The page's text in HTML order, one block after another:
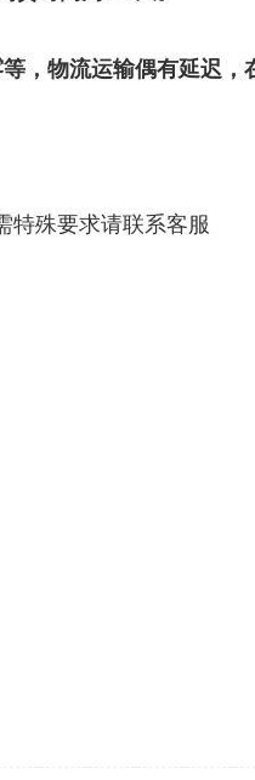
，物流运输偶有延迟，
特殊要求请联系客服